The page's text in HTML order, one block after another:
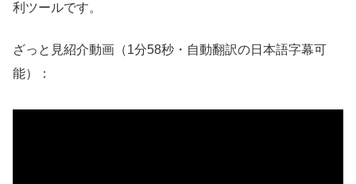
利ツールです。
ざっと見紹介動画（1分58秒・自動翻訳の日本語字幕可
能）：